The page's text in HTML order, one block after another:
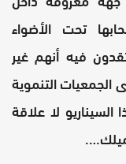
تحت الأضواء
فيه أنهم غير
التنموية
لا علاقة
ميلك….